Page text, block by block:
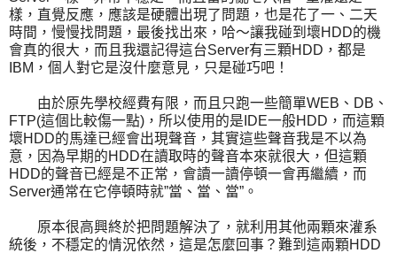
樣，直覺反應，應該是硬體出現了問題，也是花了一、二天
時間，慢慢找問題，最後找出來，哈～讓我碰到壞HDD的機
會真的很大，而且我還記得這台Server有三顆HDD，都是
IBM，個人對它是沒什麼意見，只是碰巧吧！
由於原先學校經費有限，而且只跑一些簡單WEB、DB、
FTP(這個比較傷一點)，所以使用的是IDE一般HDD，而這顆
壞HDD的馬達已經會出現聲音，其實這些聲音我是不以為
意，因為早期的HDD在讀取時的聲音本來就很大，但這顆
HDD的聲音已經是不正常，會讀一讀停頓一會再繼續，而
Server通常在它停頓時就”當、當、當”。
原本很高興終於把問題解決了，就利用其他兩顆來灌系
統後，不穩定的情況依然，這是怎麼回事？難到這兩顆HDD